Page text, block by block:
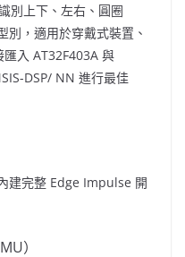
別上下、左右、圓圈
別，適用於穿戴式裝置、
入 AT32F403A 與
DSP/ NN 進行最佳
建完整 Edge Impulse 開
）